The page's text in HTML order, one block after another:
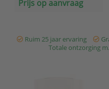
Prijs op aanvraag
Ruim 25 jaar ervaring
Totale ontzorging